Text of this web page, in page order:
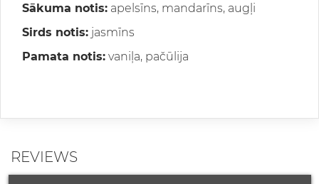
Sākuma notis: apelsīns, mandarīns, augļi
Sirds notis: jasmīns
Pamata notis: vaniļa, pačūlija
REVIEWS